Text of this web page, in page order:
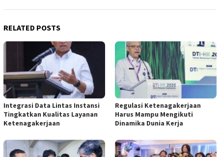
RELATED POSTS
Integrasi Data Lintas Instansi
Tingkatkan Kualitas Layanan
Ketenagakerjaan
Regulasi Ketenagakerjaan
Harus Mampu Mengikuti
Dinamika Dunia Kerja